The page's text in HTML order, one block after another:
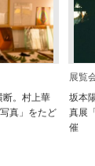
断。村上華
真」をたど
展覧
坂本
真展
催